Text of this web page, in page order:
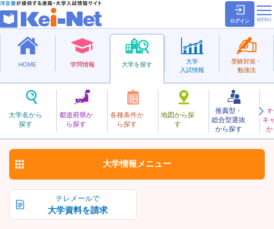
ログイン
HOME 学問情報 大学を探す
大学名から
探す
都道府県か
ら探す
各種条件か
ら探す
地図から探
す
推薦型・
総合型選抜
から探す
キ
か
大学
入試情報
受験対策・
勉強法
私立
くまもとがくえん
熊本学園大学 お気に入り
テレメールで
大学資料を請求
大学情報 メニュー